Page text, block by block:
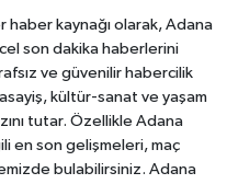
kaynağı olarak, Adana
son dakika haberlerini
ve güvenilir habercilik
kültür-sanat ve yaşam
tutar. Özellikle Adana
en son gelişmeleri, maç
bulabilirsiniz. Adana